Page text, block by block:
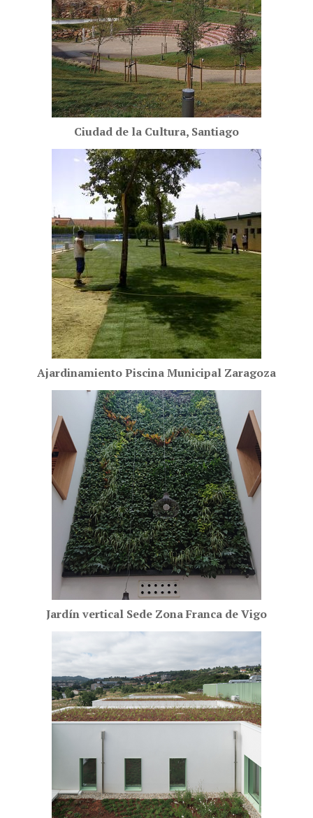
Ciudad de la Cultura, Santiago
Ajardinamiento Piscina Municipal Zaragoza
Jardín vertical Sede Zona Franca de Vigo